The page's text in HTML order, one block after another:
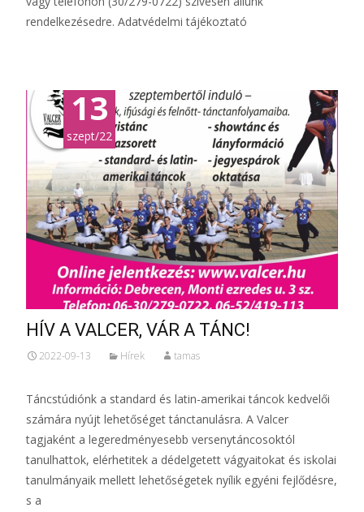
rendelkezésedre. Adatvédelmi tájékoztató
13
szept/22
HÍV A VALCER, VÁR A TÁNC!
2022-09-13 Hírek tamas
Táncstúdiónk a standard és latin-amerikai táncok kedvelői
számára nyújt lehetőséget tánctanulásra. A Valcer
tagjaként a legeredményesebb versenytáncosoktól
tanulhattok, elérhetitek a dédelgetett vágyaitokat és iskolai
tanulmányaik mellett lehetőségetek nyílik egyéni fejlődésre,
s a